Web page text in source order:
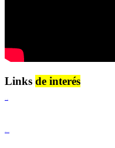
Links de interés